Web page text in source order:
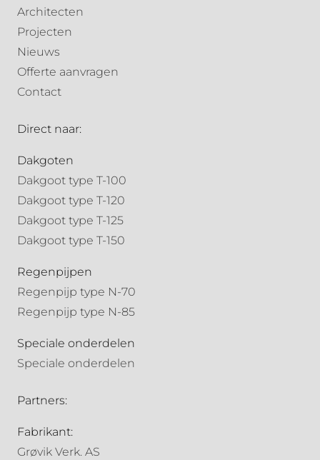
Architecten
Projecten
Nieuws
Offerte aanvragen
Contact
Direct naar:
Dakgoten
Dakgoot type T-100
Dakgoot type T-120
Dakgoot type T-125
Dakgoot type T-150
Regenpijpen
Regenpijp type N-70
Regenpijp type N-85
Speciale onderdelen
Speciale onderdelen
Partners:
Fabrikant:
Grøvik Verk. AS